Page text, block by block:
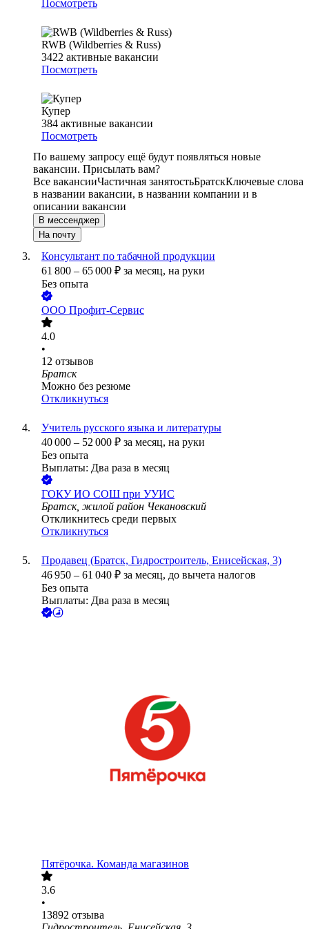
Посмотреть
RWB (Wildberries & Russ)
3422 активные вакансии
Посмотреть
Купер
384 активные вакансии
Посмотреть
По вашему запросу ещё будут появляться новые
вакансии. Присылать вам?
Все вакансииЧастичная занятостьБратскКлючевые слова
в названии вакансии, в названии компании и в
описании вакансии
В мессенджер
На почту
Консультант по табачной продукции
61 800 – 65 000 ₽ за месяц, на руки
Без опыта
ООО Профит-Сервис
4.0
•
12 отзывов
Братск
Можно без резюме
Откликнуться
Учитель русского языка и литературы
40 000 – 52 000 ₽ за месяц, на руки
Без опыта
Выплаты: Два раза в месяц
ГОКУ ИО СОШ при УУИС
Братск, жилой район Чекановский
Откликнитесь среди первых
Откликнуться
Продавец (Братск, Гидростроитель, Енисейская, 3)
46 950 – 61 040 ₽ за месяц, до вычета налогов
Без опыта
Выплаты: Два раза в месяц
Пятёрочка. Команда магазинов
3.6
•
13892 отзыва